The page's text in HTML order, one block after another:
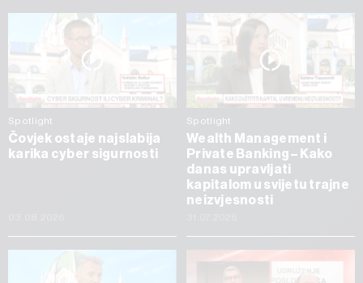
Spotlight
Čovjek ostaje najslabija
karika cyber sigurnosti
Spotlight
Wealth Management i
Private Banking – Kako
danas upravljati
kapitalom u svijetu trajne
neizvjesnosti